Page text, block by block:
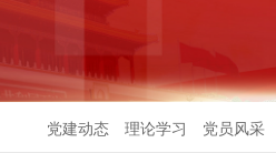
党建动态 理论学习 党员风采